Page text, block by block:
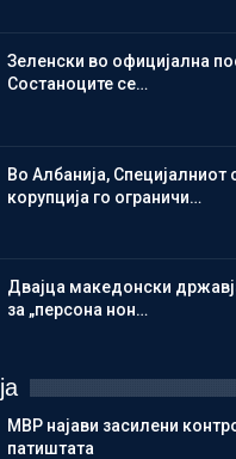
Зеленски во официјална
Состаноците се…
Во Албанија, Специјалниот
корупција го ограничи…
Двајца македонски
за „персона нон…
МВР најави засилени
патиштата